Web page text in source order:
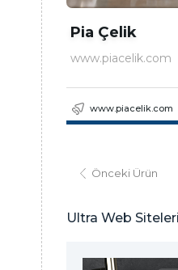
Pia Çelik
www.piacelik.com
www.piacelik.com
Önceki Ürün
Ultra Web